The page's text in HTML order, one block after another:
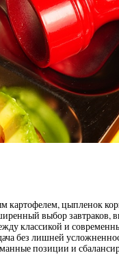
цыпленок
выбор завтраков,
классикой и
без лишней
позиции и